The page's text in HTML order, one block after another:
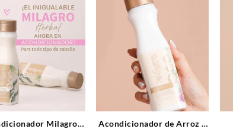
Milagro
Acondicionador de Arroz y